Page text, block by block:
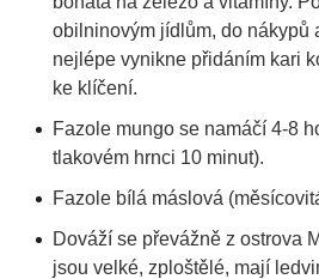
obilninovým jídlům, do nákypů
nejlépe vynikne přidáním kari
ke klíčení.
Fazole mungo se namáčí 4-8
tlakovém hrnci 10 minut).
Fazole bílá máslová
Dováží se převážně z ostrova
jsou velké, zploštělé, mají